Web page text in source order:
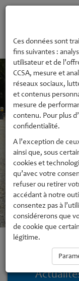
Accueil Base de Loisirs
Ces données sont
fins suivantes :
utilisateur et de
CCSA, mesure et
réseaux sociaux,
et contenus
mesure de
contenu. Pour plus
confidentialité.
A l’exception de
ainsi que, sous
cookies et
qu’avec votre
refuser ou retirer
accédant à notre
consentez pas à
considérerons que
de cookie que
légitime.